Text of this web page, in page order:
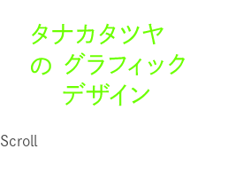
Scroll